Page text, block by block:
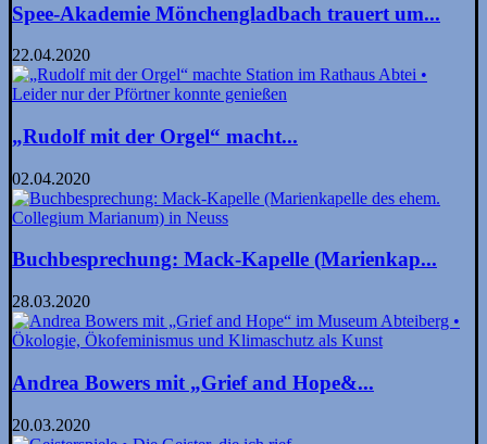
Spee-Akademie Mönchengladbach trauert um...
22.04.2020
„Rudolf mit der Orgel“ macht...
02.04.2020
Buchbesprechung: Mack-Kapelle (Marienkap...
28.03.2020
Andrea Bowers mit „Grief and Hope&...
20.03.2020